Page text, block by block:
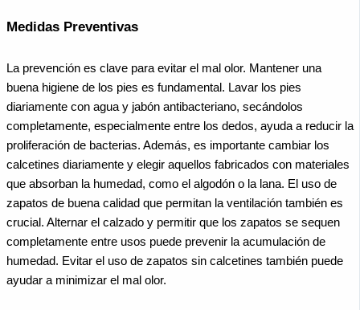
Medidas Preventivas
La prevención es clave para evitar el mal olor. Mantener una
buena higiene de los pies es fundamental. Lavar los pies
diariamente con agua y jabón antibacteriano, secándolos
completamente, especialmente entre los dedos, ayuda a reducir la
proliferación de bacterias. Además, es importante cambiar los
calcetines diariamente y elegir aquellos fabricados con materiales
que absorban la humedad, como el algodón o la lana. El uso de
zapatos de buena calidad que permitan la ventilación también es
crucial. Alternar el calzado y permitir que los zapatos se sequen
completamente entre usos puede prevenir la acumulación de
humedad. Evitar el uso de zapatos sin calcetines también puede
ayudar a minimizar el mal olor.